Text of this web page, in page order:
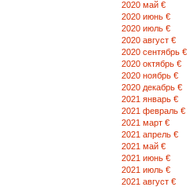
2020 май €
2020 июнь €
2020 июль €
2020 август €
2020 сентябрь €
2020 октябрь €
2020 ноябрь €
2020 декабрь €
2021 январь €
2021 февраль €
2021 март €
2021 апрель €
2021 май €
2021 июнь €
2021 июль €
2021 август €